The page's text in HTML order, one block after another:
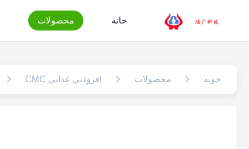
خانه محصولات
خونه محصولات افزودنی غذایی CMC